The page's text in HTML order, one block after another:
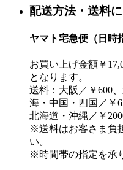
配送方法・送料
ヤマト宅急便（日時
お買い上げ金額￥
となります。
送料：大阪／￥600
海・中国・四国／￥
北海道・沖縄／￥
※送料はお客さま負
い。
※時間帯の指定を承